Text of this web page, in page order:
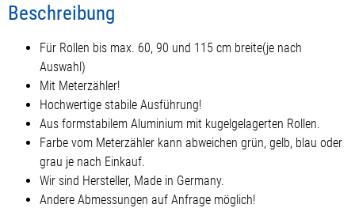
Beschreibung
Für Rollen bis max. 60, 90 und 115 cm breite(je nach
Auswahl)
Mit Meterzähler!
Hochwertige stabile Ausführung!
Aus formstabilem Aluminium mit kugelgelagerten Rollen.
Farbe vom Meterzähler kann abweichen grün, gelb, blau oder
grau je nach Einkauf.
Wir sind Hersteller, Made in Germany.
Andere Abmessungen auf Anfrage möglich!